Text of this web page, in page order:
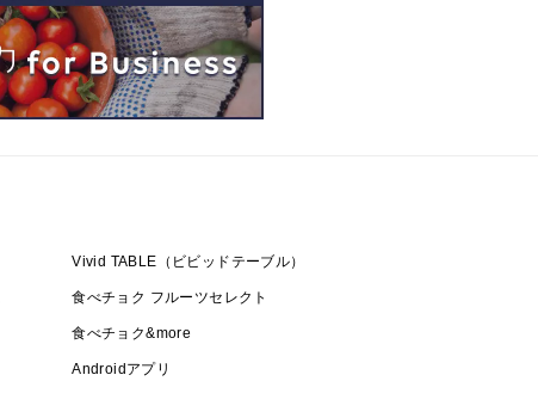
Vivid TABLE（ビビッドテーブル）
食べチョク フルーツセレクト
食べチョク&more
Androidアプリ